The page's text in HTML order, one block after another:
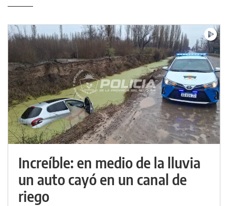
Increíble: en medio de la lluvia
un auto cayó en un canal de
riego